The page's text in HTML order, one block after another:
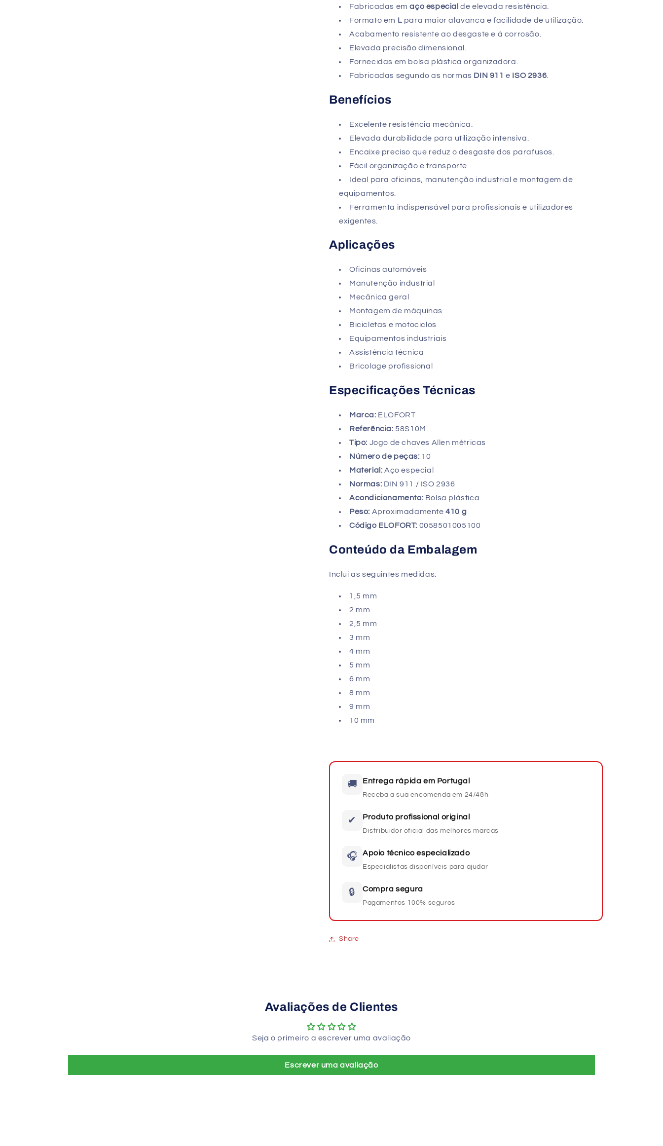
Fabricadas emaço especial de elevada resistência.
Formato em L para maior alavanca e facilidade de utilização.
Acabamento resistente ao desgaste e à corrosão.
Elevada precisão dimensional.
Fornecidas em bolsa plástica organizadora.
Fabricadas segundo as normas DIN 911 e ISO 2936
Benefícios
Excelente resistência mecânica.
Elevada durabilidade para utilização intensiva.
Encaixe preciso que reduz o desgaste dos parafusos.
Fácil organização e transporte.
Ideal para oficinas, manutenção industrial e montagem de
equipamentos.
Ferramenta indispensável para profissionais e utilizadores
exigentes.
Aplicações
Oficinas automóveis
Manutenção industrial
Mecânica geral
Montagem de máquinas
Bicicletas e motociclos
Equipamentos industriais
Assistência técnica
Bricolage profissional
Especificações Técnicas
Marca: ELOFORT
Referência: 58S10M
Tipo: Jogo de chaves Allen métricas
Número de peças: 10
Material: Aço especial
Normas: DIN 911 / ISO 2936
Acondicionamento: Bolsa plástica
Peso: Aproximadamente410 g
Código ELOFORT: 0058501005100
Conteúdo da Embalagem
Inclui as seguintes medidas:
1,5 mm
2 mm
2,5 mm
3 mm
4 mm
5 mm
6 mm
8 mm
9 mm
10 mm
🚚 Entrega rápida em Portugal
Receba a sua encomenda em 24/48h
✔ Produto profissional original
Distribuidor oficial das melhores marcas
🎧 Apoio técnico especializado
Especialistas disponíveis para ajudar
🔒 Compra segura
Pagamentos 100% seguros
Share
Avaliações de Clientes
Seja o primeiro a escrever uma avaliação
Escrever uma avaliação